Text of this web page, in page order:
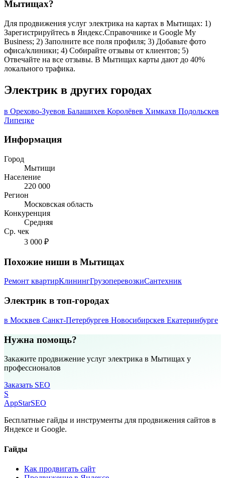
Мытищах?
Для продвижения услуг электрика на картах в Мытищах: 1)
Зарегистрируйтесь в Яндекс.Справочнике и Google My
Business; 2) Заполните все поля профиля; 3) Добавьте фото
офиса/клиники; 4) Собирайте отзывы от клиентов; 5)
Отвечайте на все отзывы. В Мытищах карты дают до 40%
локального трафика.
Электрик в других городах
в Орехово-Зуевов Балашихев Королёвев Химкахв Подольскев
Липецке
Информация
Город
Мытищи
Население
220 000
Регион
Московская область
Конкуренция
Средняя
Ср. чек
3 000 ₽
Похожие ниши в Мытищах
Ремонт квартирКлинингГрузоперевозкиСантехник
Электрик в топ-городах
в Москвев Санкт-Петербургев Новосибирскев Екатеринбурге
Нужна помощь?
Закажите продвижение услуг электрика в Мытищах у
профессионалов
Заказать SEO
S
AppStarSEO
Бесплатные гайды и инструменты для продвижения сайтов в
Яндексе и Google.
Гайды
Как продвигать сайт